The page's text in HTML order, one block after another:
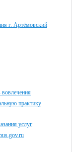
г. Артёмовский
вовлечения
практику
услуг